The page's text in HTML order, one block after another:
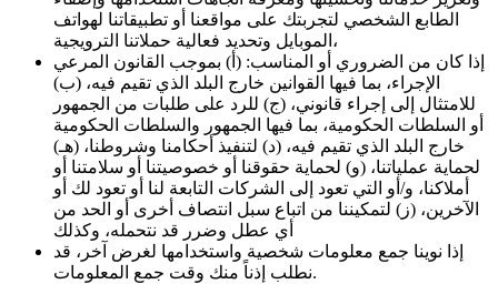
الطابع الشخصي لتجربتك على مواقعنا أو تطبيقاتنا لهواتف
الموبايل وتحديد فعالية حملاتنا الترويجية،
إذا كان من الضروري أو المناسب: (أ) بموجب القانون المرعي
الإجراء، بما فيها القوانين خارج البلد الذي تقيم فيه، (ب)
للامتثال إلى إجراء قانوني، (ج) للرد على طلبات من الجمهور
أو السلطات الحكومية، بما فيها الجمهور والسلطات الحكومية
خارج البلد الذي تقيم فيه، (د) لتنفيذ أحكامنا وشروطنا، (هـ)
لحماية عملياتنا، (و) لحماية حقوقنا أو خصوصيتنا أو سلامتنا أو
أملاكنا، و/أو التي تعود إلى الشركات التابعة لنا أو تعود لك أو
الآخرين، (ز) لتمكيننا من اتباع سبل انتصاف أخرى أو الحد من
أي عطل وضرر قد نتحمله، وكذلك
إذا نوينا جمع معلومات شخصية واستخدامها لغرض آخر، قد
نطلب إذناً منك وقت جمع المعلومات.